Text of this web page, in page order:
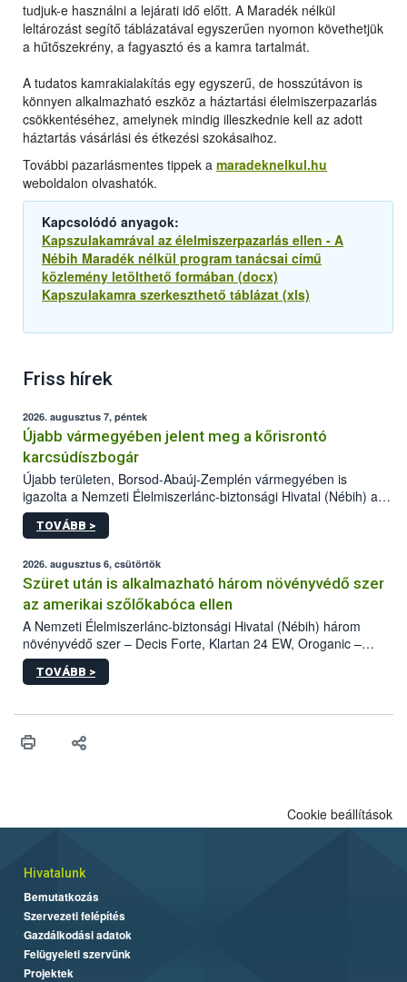
tudjuk-e használni a lejárati idő előtt. A Maradék nélkül
leltározást segítő táblázatával egyszerűen nyomon követhetjük
a hűtőszekrény, a fagyasztó és a kamra tartalmát.
A tudatos kamrakialakítás egy egyszerű, de hosszútávon is
könnyen alkalmazható eszköz a háztartási élelmiszerpazarlás
csökkentéséhez, amelynek mindig illeszkednie kell az adott
háztartás vásárlási és étkezési szokásaihoz.
További pazarlásmentes tippek a maradeknelkul.hu
weboldalon olvashatók.
Kapcsolódó anyagok:
Kapszulakamrával az élelmiszerpazarlás ellen - A
Nébih Maradék nélkül program tanácsai című
közlemény letölthető formában (docx)
Kapszulakamra szerkeszthető táblázat (xls)
Friss hírek
2026. augusztus 7, péntek
Újabb vármegyében jelent meg a kőrisrontó
karcsúdíszbogár
Újabb területen, Borsod-Abaúj-Zemplén vármegyében is
igazolta a Nemzeti Élelmiszerlánc-biztonsági Hivatal (Nébih) a
kőrisrontó karcsúdíszbogár (Agrilus planipennis) jelenlétét. A
kártevőt nem csak színcsapdában találták meg, de már fertőzött
az intenzív felderítést, emellett az intézkedéseket a szlovák
hatósággal is összehangolják a terjedés megállítása érdekében.
TOVÁBB >
2026. augusztus 6, csütörtök
Szüret után is alkalmazható három növényvédő szer
az amerikai szőlőkabóca ellen
A Nemzeti Élelmiszerlánc-biztonsági Hivatal (Nébih) három
növényvédő szer – Decis Forte, Klartan 24 EW, Oroganic –
engedélyokiratát módosította, így azok a szüretet követően,
egészen a vesszőérettség (BBCH 91) stádiumáig
érésű szőlőkben is legyen lehetőség a károsító elleni további
felhasználók számára is elérhető és ökológiai termesztésben is
TOVÁBB >
Cookie beállítások
Hivatalunk
Bemutatkozás
Szervezeti felépítés
Gazdálkodási adatok
Felügyeleti szervünk
Projektek